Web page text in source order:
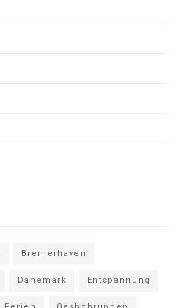
Bremerhaven
Dänemark Entspannung